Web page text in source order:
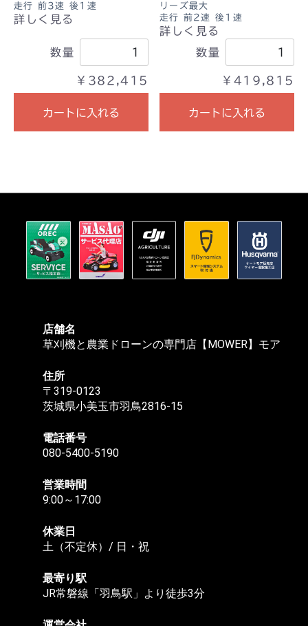
走行 前3速 後1速
詳しく見る
数量
￥382,415
カートに入れる
リーズ最大
走行 前2速 後1速
詳しく見る
数量
￥419,815
カートに入れる
店舗名
草刈機と農業ドローンの専門店【MOWER】モア
住所
〒319-0123
茨城県小美玉市羽鳥2816-15
電話番号
080-5400-5190
営業時間
9:00～17:00
休業日
土（不定休）/ 日・祝
最寄り駅
JR常磐線「羽鳥駅」より徒歩3分